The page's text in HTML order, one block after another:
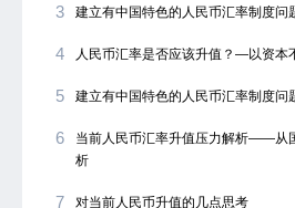
3 建立有中国特色的人民币汇率制度问
4 人民币汇率是否应该升值？―以资本
5 建立有中国特色的人民币汇率制度问
6
当前人民币汇率升值压力解析――从
析
7 对当前人民币升值的几点思考